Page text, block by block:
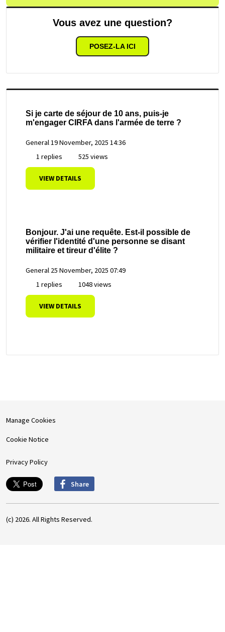
Vous avez une question?
POSEZ-LA ICI
Si je carte de séjour de 10 ans, puis-je
m'engager CIRFA dans l'armée de terre ?
General19 November, 2025 14:36
1 replies
525 views
VIEW DETAILS
Bonjour. J'ai une requête. Est-il possible de
vérifier l'identité d'une personne se disant
militaire et tireur d'élite ?
General 25 November, 2025 07:49
1 replies
1048 views
VIEW DETAILS
Manage Cookies
Cookie Notice
Privacy Policy
Share
(c) 2026. All Rights Reserved.